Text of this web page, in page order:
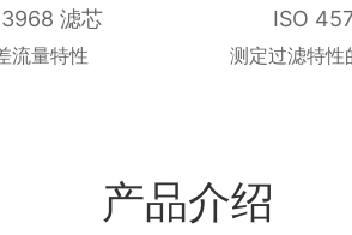
滤芯
流量特性
ISO
测定过滤特性
产品介绍